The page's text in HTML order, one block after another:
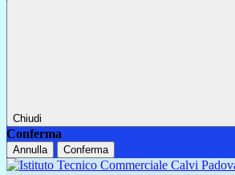
Chiudi
Conferma
Annulla Conferma